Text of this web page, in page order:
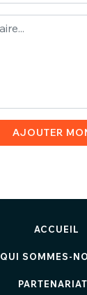
AJOUTER
ACCUEIL
QUI SOMMES-